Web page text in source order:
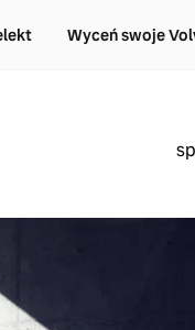
Wyceń swoje